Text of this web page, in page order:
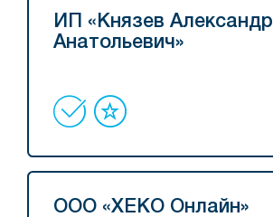
ИП «Князев Александр
Анатольевич»
ООО «ХЕКО Онлайн»